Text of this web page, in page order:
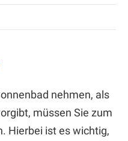
nehmen, als
müssen Sie zum
Hierbei ist es wichtig,